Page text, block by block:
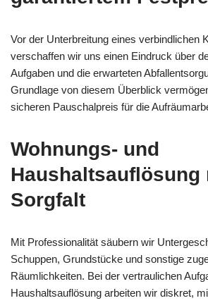
Vor der Unterbreitung eines verbindlichen
verschaffen wir uns einen Eindruck über
Aufgaben und die erwarteten
Grundlage von diesem Überblick
sicheren Pauschalpreis für die
Wohnungs- und
Haushaltsauflösung
Sorgfalt
Mit Professionalität säubern wir
Schuppen, Grundstücke und sonstige
Räumlichkeiten. Bei der vertraulichen
Haushaltsauflösung arbeiten wir diskret,